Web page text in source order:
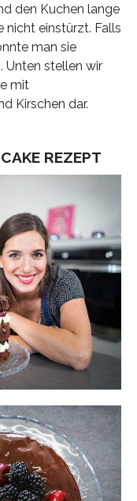
den Kuchen lange
nicht einstürzt. Falls
man sie
Unten stellen wir
mit
Kirschen dar.
REZEPT